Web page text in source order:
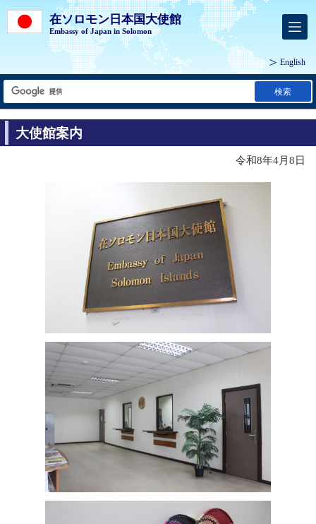
在ソロモン日本国大使館
Embassy of Japan in Solomon
English
検索
大使館案内
令和8年4月8日